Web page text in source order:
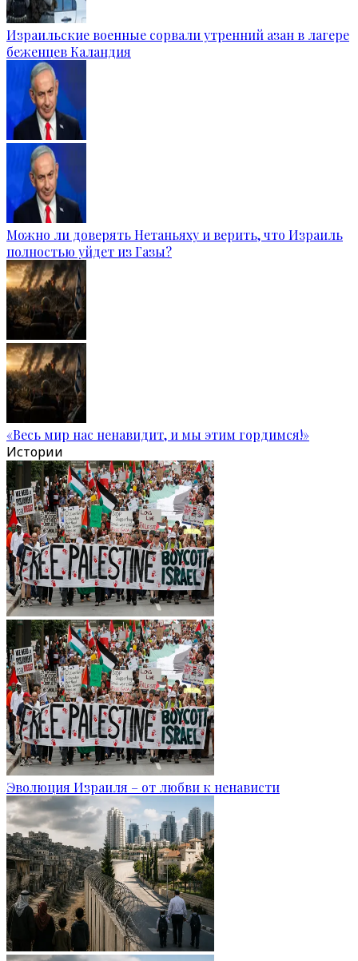
Израильские военные сорвали утренний азан в лагере
беженцев Каландия
Можно ли доверять Нетаньяху и верить, что Израиль
полностью уйдет из Газы?
«Весь мир нас ненавидит, и мы этим гордимся!»
Истории
Эволюция Израиля – от любви к ненависти